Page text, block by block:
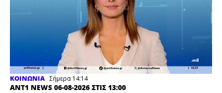
ΚΟΙΝΩΝΙΑ Σήμερα 14:14
ANT1 NEWS 06-08-2026 ΣΤΙΣ 13:00